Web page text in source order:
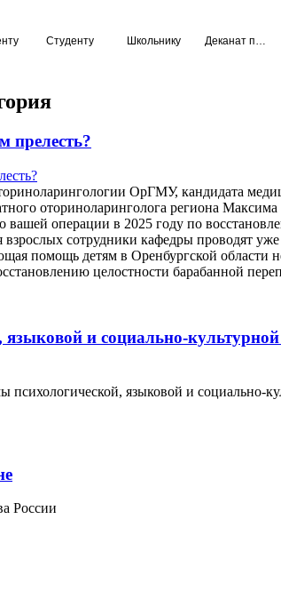
Студенту Школьнику
прелесть?
ОрГМУ, кандидата
оториноларинголога региона
операции в 2025 году по
сотрудники кафедры проводят
помощь детям в Оренбургской области
целостности барабанной
и социально-культурной
языковой и социально-
России